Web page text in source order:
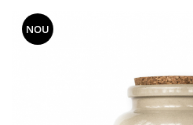
FRUCTE LA CONSERVĂ
OȚETURI ȘI SOSURI
BĂUTURI / LAPTE VEGETAL
NOU